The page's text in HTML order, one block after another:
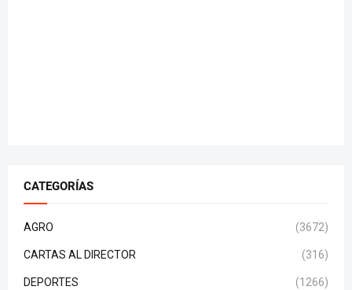
CATEGORÍAS
AGRO (3672)
CARTAS AL DIRECTOR (316)
DEPORTES (1266)